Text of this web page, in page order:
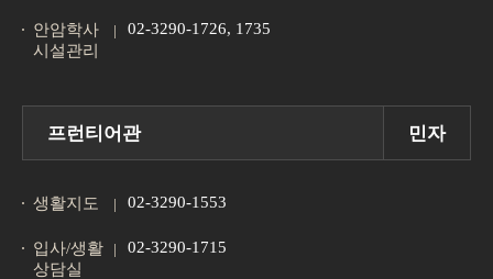
안암학사
시설관리
02-3290-1726, 1735
프런티어관 민자
생활지도 02-3290-1553
입사/생활
상담실
02-3290-1715